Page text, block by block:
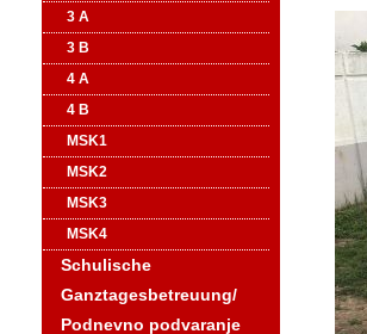
3 A
3 B
4 A
4 B
MSK1
MSK2
MSK3
MSK4
Schulische
Ganztagesbetreuung/
Podnevno podvaranje